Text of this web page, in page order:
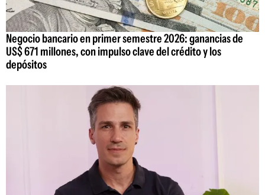
Negocio bancario en primer semestre 2026: ganancias de
US$ 671 millones, con impulso clave del crédito y los
depósitos